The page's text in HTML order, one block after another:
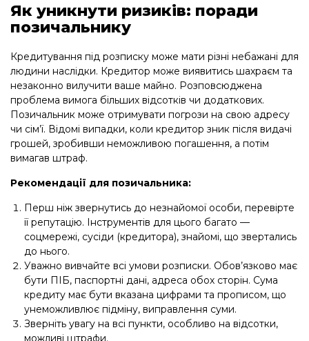
Як уникнути ризиків: поради
позичальнику
Кредитування під розписку може мати різні небажані для
людини наслідки. Кредитор може виявитись шахраєм та
незаконно вилучити ваше майно. Розповсюджена
проблема вимога більших відсотків чи додаткових.
Позичальник може отримувати погрози на свою адресу
чи сім’ї. Відомі випадки, коли кредитор зник після видачі
грошей, зробивши неможливою погашення, а потім
вимагав штраф.
Рекомендації для позичальника:
Перш ніж звернутись до незнайомої особи, перевірте
її репутацію. Інструментів для цього багато —
соцмережі, сусіди (кредитора), знайомі, що звертались
до нього.
Уважно вивчайте всі умови розписки. Обов’язково має
бути ПІБ, паспортні дані, адреса обох сторін. Сума
кредиту має бути вказана цифрами та прописом, що
унеможливлює підміну, виправлення суми.
Зверніть увагу на всі пункти, особливо на відсотки,
можливі штрафи.